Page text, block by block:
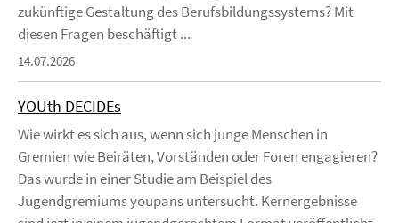
zukünftige Gestaltung des Berufsbildungssystems? Mit
diesen Fragen beschäftigt ...
14.07.2026
YOUth DECIDEs
Wie wirkt es sich aus, wenn sich junge Menschen in
Gremien wie Beiräten, Vorständen oder Foren engagieren?
Das wurde in einer Studie am Beispiel des
Jugendgremiums youpans untersucht. Kernergebnisse